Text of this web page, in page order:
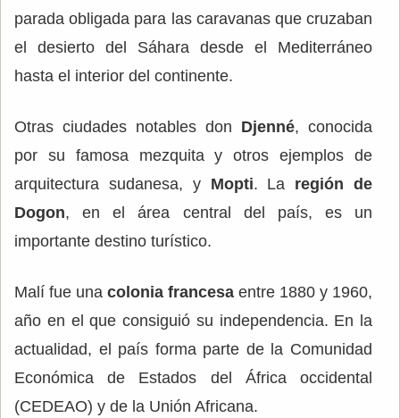
parada obligada para las caravanas que cruzaban
el desierto del Sáhara desde el Mediterráneo
hasta el interior del continente.
Otras ciudades notables don Djenné, conocida
por su famosa mezquita y otros ejemplos de
arquitectura sudanesa, y Mopti. La región de
Dogon, en el área central del país, es un
importante destino turístico.
Malí fue una colonia francesa entre 1880 y 1960,
año en el que consiguió su independencia. En la
actualidad, el país forma parte de la Comunidad
Económica de Estados del África occidental
(CEDEAO) y de la Unión Africana.